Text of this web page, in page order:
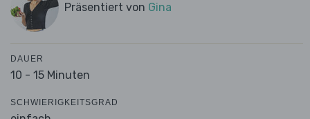
Präsentiert von Gina
DAUER
10 - 15 Minuten
SCHWIERIGKEITSGRAD